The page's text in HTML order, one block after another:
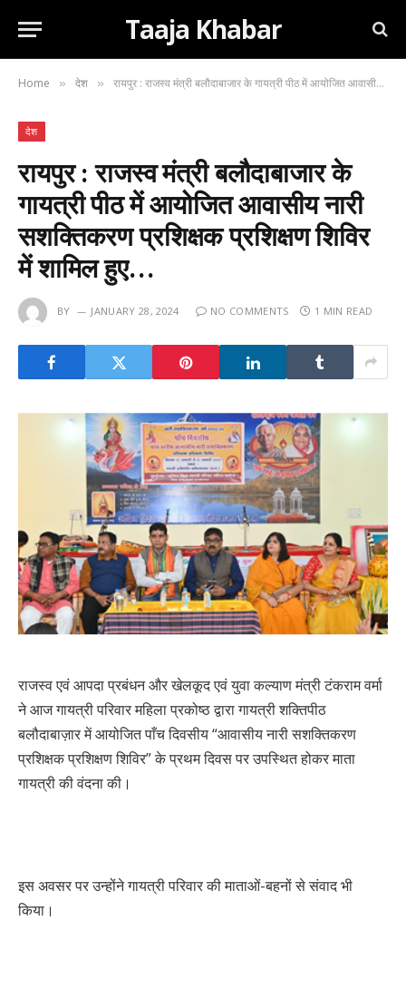
Taaja Khabar
Home » देश » रायपुर : राजस्व मंत्री बलौदाबाजार के गायत्री पीठ में आयोजित आवासीय नारी सशक्तिकरण प्रशिक्षक प्रशिक्षण शिविर में शामिल हुए…
देश
रायपुर : राजस्व मंत्री बलौदाबाजार के
गायत्री पीठ में आयोजित आवासीय नारी
सशक्तिकरण प्रशिक्षक प्रशिक्षण शिविर
में शामिल हुए…
BY JANUARY 28, 2024 NO COMMENTS 1 MIN READ
राजस्व एवं आपदा प्रबंधन और खेलकूद एवं युवा कल्याण मंत्री टंकराम वर्मा
ने आज गायत्री परिवार महिला प्रकोष्ठ द्वारा गायत्री शक्तिपीठ
बलौदाबाज़ार में आयोजित पाँच दिवसीय “आवासीय नारी सशक्तिकरण
प्रशिक्षक प्रशिक्षण शिविर” के प्रथम दिवस पर उपस्थित होकर माता
गायत्री की वंदना की।
इस अवसर पर उन्होंने गायत्री परिवार की माताओं-बहनों से संवाद भी
किया।